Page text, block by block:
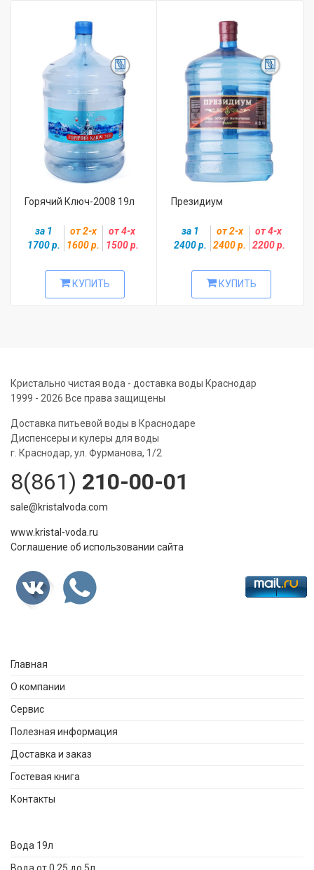
Горячий Ключ-2008 19л
за 1
1700 р.
от 2-х
1600 р.
от 4-х
1500 р.
КУПИТЬ
Президиум
за 1
2400 р.
от 2-х
2400 р.
от 4-х
2200 р.
КУПИТЬ
Кристально чистая вода - доставка воды Краснодар
1999 - 2026 Все права защищены
Доставка питьевой воды в Краснодаре
Диспенсеры и кулеры для воды
г. Краснодар, ул. Фурманова, 1/2
8(861) 210-00-01
sale@kristalvoda.com
www.kristal-voda.ru
Соглашение об использовании сайта
Главная
О компании
Сервис
Полезная информация
Доставка и заказ
Гостевая книга
Контакты
Вода 19л
Вода от 0,25 до 5л